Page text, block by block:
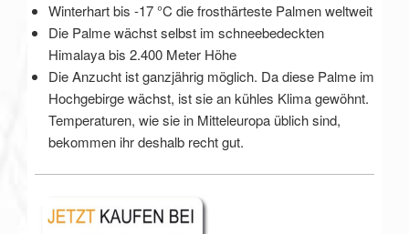
Winterhart bis -17 °C die frosthärteste Palmen weltweit
Die Palme wächst selbst im schneebedeckten
Himalaya bis 2.400 Meter Höhe
Die Anzucht ist ganzjährig möglich. Da diese Palme im
Hochgebirge wächst, ist sie an kühles Klima gewöhnt.
Temperaturen, wie sie in Mitteleuropa üblich sind,
bekommen ihr deshalb recht gut.